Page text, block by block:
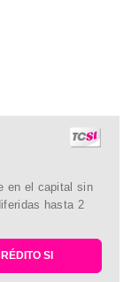
en el capital sin
hasta 2
SI